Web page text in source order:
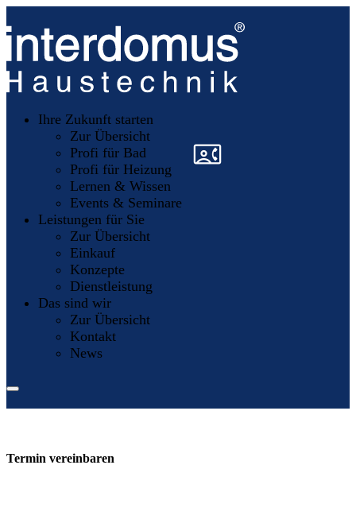
Ihre Zukunft starten
Zur Übersicht
Profi für Bad
Profi für Heizung
Lernen & Wissen
Events & Seminare
Leistungen für Sie
Zur Übersicht
Einkauf
Konzepte
Dienstleistung
Das sind wir
Zur Übersicht
Kontakt
News
»
Termin vereinbaren